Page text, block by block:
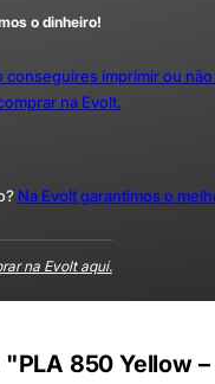
o dinheiro!
conseguires imprimir ou
na Evolt.
Na Evolt garantimos o
na Evolt aqui.
850 Yellow